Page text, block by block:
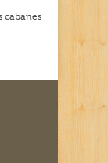
cabanes